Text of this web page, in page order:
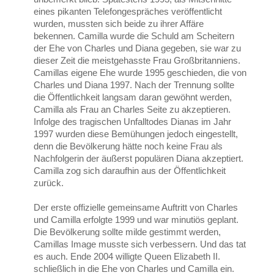
eines pikanten Telefongespräches veröffentlicht
wurden, mussten sich beide zu ihrer Affäre
bekennen. Camilla wurde die Schuld am Scheitern
der Ehe von Charles und Diana gegeben, sie war zu
dieser Zeit die meistgehasste Frau Großbritanniens.
Camillas eigene Ehe wurde 1995 geschieden, die von
Charles und Diana 1997. Nach der Trennung sollte
die Öffentlichkeit langsam daran gewöhnt werden,
Camilla als Frau an Charles Seite zu akzeptieren.
Infolge des tragischen Unfalltodes Dianas im Jahr
1997 wurden diese Bemühungen jedoch eingestellt,
denn die Bevölkerung hätte noch keine Frau als
Nachfolgerin der äußerst populären Diana akzeptiert.
Camilla zog sich daraufhin aus der Öffentlichkeit
zurück.
Der erste offizielle gemeinsame Auftritt von Charles
und Camilla erfolgte 1999 und war minutiös geplant.
Die Bevölkerung sollte milde gestimmt werden,
Camillas Image musste sich verbessern. Und das tat
es auch. Ende 2004 willigte Queen Elizabeth II.
schließlich in die Ehe von Charles und Camilla ein.